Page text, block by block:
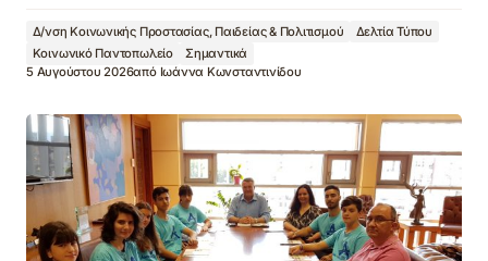
Δ/νση Κοινωνικής Προστασίας, Παιδείας & Πολιτισμού
Δελτία Τύπου
Κοινωνικό Παντοπωλείο
Σημαντικά
5 Αυγούστου 2026από Ιωάννα Κωνσταντινίδου